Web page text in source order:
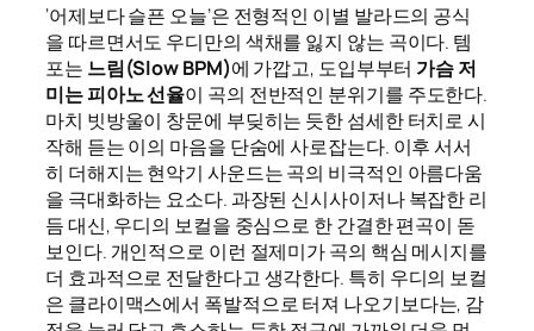
‘어제보다 슬픈 오늘’은 전형적인 이별 발라드의 공식
을 따르면서도 우디만의 색채를 잃지 않는 곡이다. 템
포는 느림(Slow BPM)에 가깝고, 도입부부터 가슴 저
미는 피아노 선율이 곡의 전반적인 분위기를 주도한다.
마치 빗방울이 창문에 부딪히는 듯한 섬세한 터치로 시
작해 듣는 이의 마음을 단숨에 사로잡는다. 이후 서서
히 더해지는 현악기 사운드는 곡의 비극적인 아름다움
을 극대화하는 요소다. 과장된 신시사이저나 복잡한 리
듬 대신, 우디의 보컬을 중심으로 한 간결한 편곡이 돋
보인다. 개인적으로 이런 절제미가 곡의 핵심 메시지를
더 효과적으로 전달한다고 생각한다. 특히 우디의 보컬
은 클라이맥스에서 폭발적으로 터져 나오기보다는, 감